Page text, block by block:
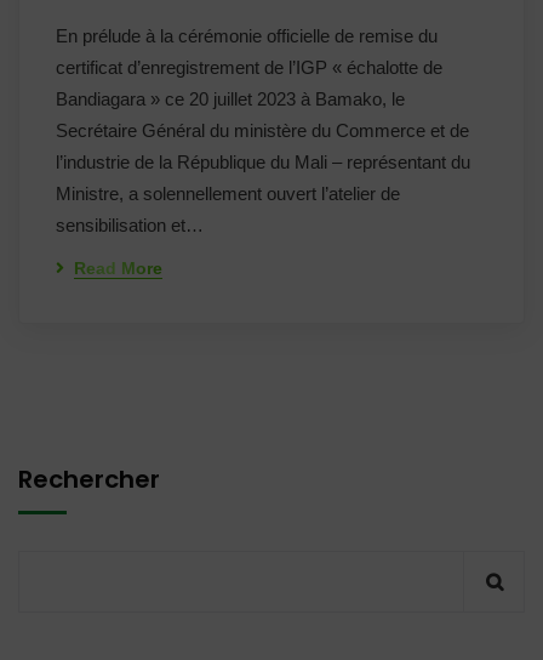
En prélude à la cérémonie officielle de remise du
certificat d’enregistrement de l’IGP « échalotte de
Bandiagara » ce 20 juillet 2023 à Bamako, le
Secrétaire Général du ministère du Commerce et de
l’industrie de la République du Mali – représentant du
Ministre, a solennellement ouvert l’atelier de
sensibilisation et…
Read More
Rechercher